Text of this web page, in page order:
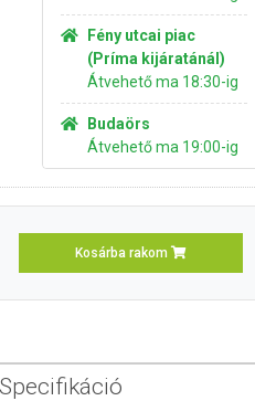
Fény utcai piac
(Príma kijáratánál)
Átvehető ma 18:30-ig
Budaörs
Átvehető ma 19:00-ig
Kosárba rakom
Specifikáció